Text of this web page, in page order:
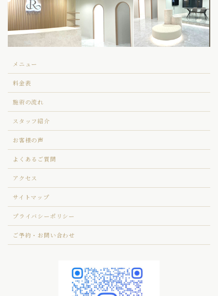
メニュー
料金表
施術の流れ
スタッフ紹介
お客様の声
よくあるご質問
アクセス
サイトマップ
プライバシーポリシー
ご予約・お問い合わせ